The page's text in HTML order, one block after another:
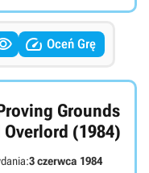
 Oceń Grę
Grounds
(1984)
3 czerwca 1984